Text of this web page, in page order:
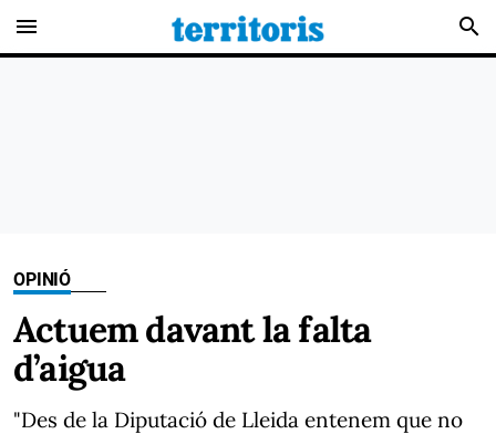
menu search
OPINIÓ
Actuem davant la falta
d’aigua
"Des de la Diputació de Lleida entenem que no